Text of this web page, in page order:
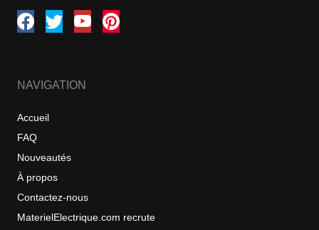
NAVIGATION
Accueil
FAQ
Nouveautés
À propos
Contactez-nous
MaterielElectrique.com recrute